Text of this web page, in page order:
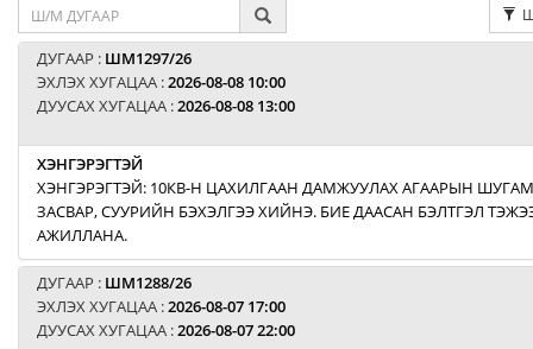
ДУГААР : ШМ1297/26
ЭХЛЭХ ХУГАЦАА :2026-08-08 10:00
ДУУСАХ ХУГАЦАА :2026-08-08 13:00
ХЭНГЭРЭГТЭЙ
ХЭНГЭРЭГТЭЙ: 10КВ-Н ЦАХИЛГААН ДАМЖУУЛАХ АГААРЫН
ЗАСВАР, СУУРИЙН БЭХЭЛГЭЭ ХИЙНЭ. БИЕ ДААСАН БЭЛТГЭЛ
АЖИЛЛАНА.
ДУГААР : ШМ1288/26
ЭХЛЭХ ХУГАЦАА :2026-08-07 17:00
ДУУСАХ ХУГАЦАА :2026-08-07 22:00